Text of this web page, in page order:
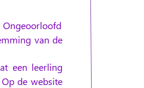
Ongeoorloofd
van de
een leerling
Op de website